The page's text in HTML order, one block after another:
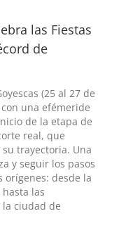
las Fiestas
de
(25 al 27 de
una efémeride
de la etapa de
real, que
trayectoria. Una
y seguir los pasos
orígenes: desde la
las
ciudad de